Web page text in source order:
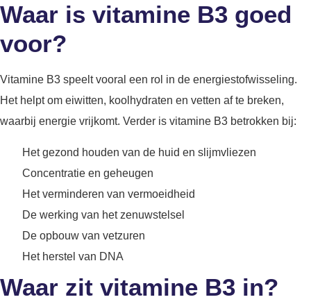
Waar is vitamine B3 goed
voor?
Vitamine B3 speelt vooral een rol in de energiestofwisseling.
Het helpt om eiwitten, koolhydraten en vetten af te breken,
waarbij energie vrijkomt. Verder is vitamine B3 betrokken bij:
Het gezond houden van de huid en slijmvliezen
Concentratie en geheugen
Het verminderen van vermoeidheid
De werking van het zenuwstelsel
De opbouw van vetzuren
Het herstel van DNA
Waar zit vitamine B3 in?